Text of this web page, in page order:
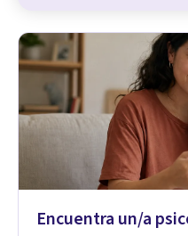
Encuentra un/a